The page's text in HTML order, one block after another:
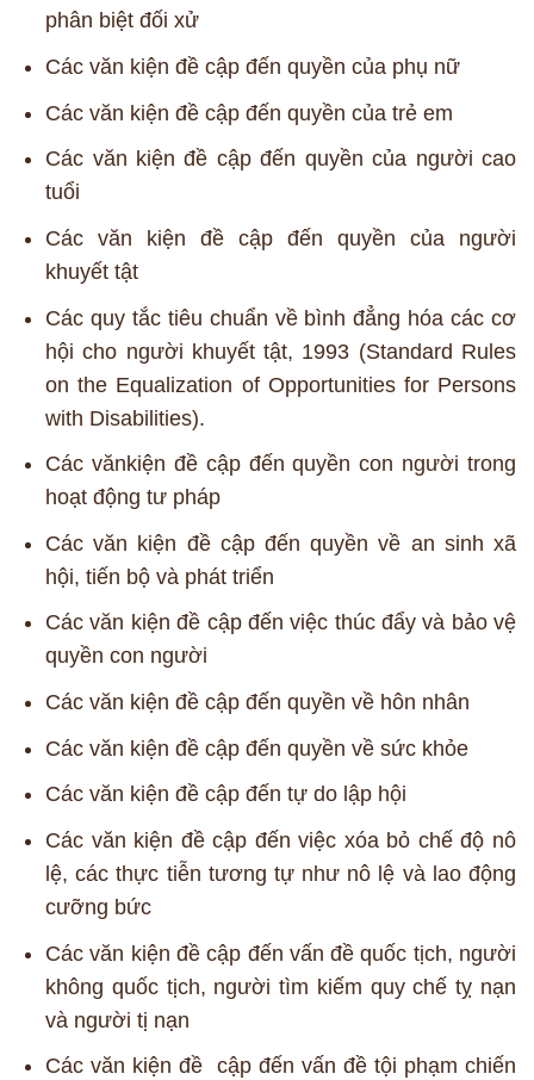
phân biệt đối xử
Các văn kiện đề cập đến quyền của phụ nữ
Các văn kiện đề cập đến quyền của trẻ em
Các văn kiện đề cập đến quyền của người cao
tuổi
Các văn kiện đề cập đến quyền của người
khuyết tật
Các quy tắc tiêu chuẩn về bình đẳng hóa các cơ
hội cho người khuyết tật, 1993 (Standard Rules
on the Equalization of Opportunities for Persons
with Disabilities).
Các vănkiện đề cập đến quyền con người trong
hoạt động tư pháp
Các văn kiện đề cập đến quyền về an sinh xã
hội, tiến bộ và phát triển
Các văn kiện đề cập đến việc thúc đẩy và bảo vệ
quyền con người
Các văn kiện đề cập đến quyền về hôn nhân
Các văn kiện đề cập đến quyền về sức khỏe
Các văn kiện đề cập đến tự do lập hội
Các văn kiện đề cập đến việc xóa bỏ chế độ nô
lệ, các thực tiễn tương tự như nô lệ và lao động
cưỡng bức
Các văn kiện đề cập đến vấn đề quốc tịch, người
không quốc tịch, người tìm kiếm quy chế tỵ nạn
và người tị nạn
Các văn kiện đề cập đến vấn đề tội phạm chiến